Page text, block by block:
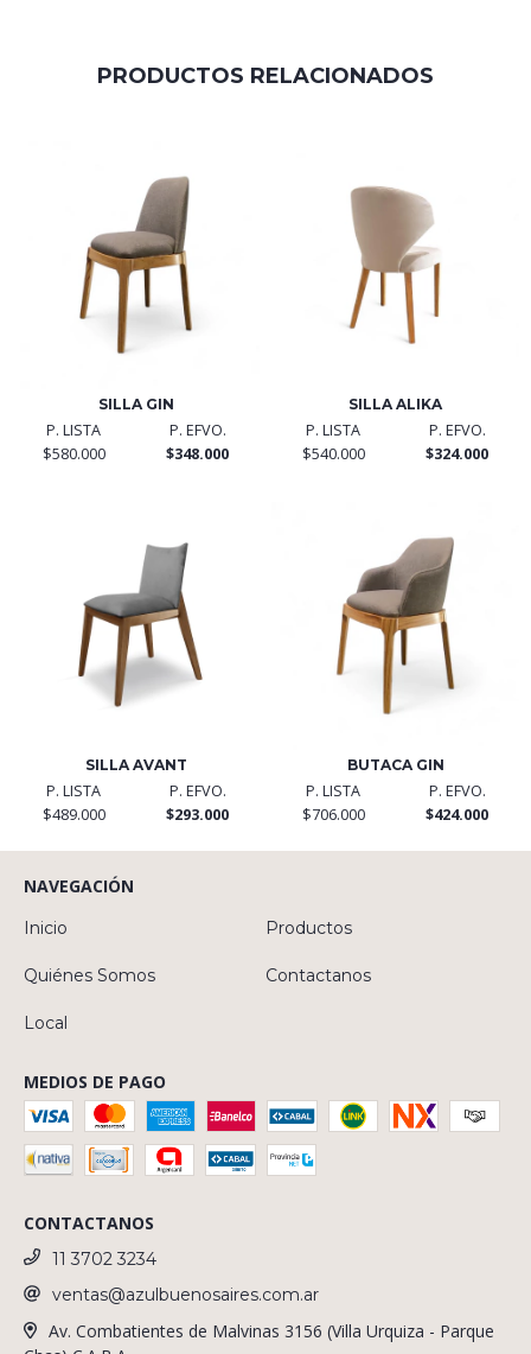
PRODUCTOS RELACIONADOS
SILLA GIN
P. LISTA
$580.000
P. EFVO.
$348.000
SILLA ALIKA
P. LISTA
$540.000
P. EFVO.
$324.000
SILLA AVANT
P. LISTA
$489.000
P. EFVO.
$293.000
BUTACA GIN
P. LISTA
$706.000
P. EFVO.
$424.000
NAVEGACIÓN
Inicio Productos
Quiénes Somos Contactanos
Local
MEDIOS DE PAGO
CONTACTANOS
11 3702 3234
ventas@azulbuenosaires.com.ar
Av. Combatientes de Malvinas 3156 (Villa Urquiza - Parque